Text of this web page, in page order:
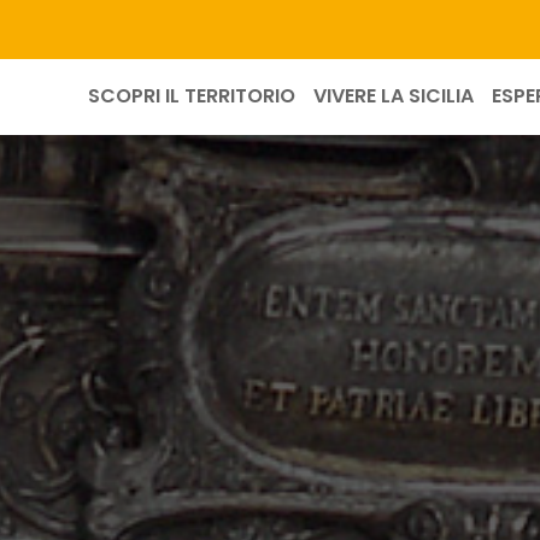
SCOPRI IL TERRITORIO VIVERE LA SICILIA